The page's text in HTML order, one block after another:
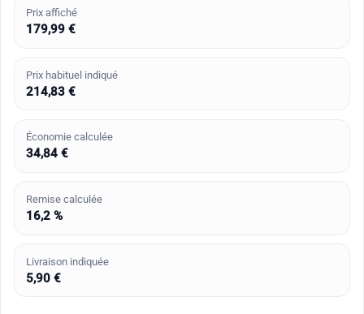
Prix affiché
179,99 €
Prix habituel indiqué
214,83 €
Économie calculée
34,84 €
Remise calculée
16,2 %
Livraison indiquée
5,90 €